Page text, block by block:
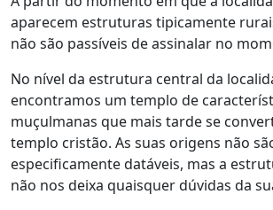
aparecem estruturas tipicamente
não são passíveis de assinalar no
No nível da estrutura central da
encontramos um templo de
muçulmanas que mais tarde se
templo cristão. As suas origens não
especificamente datáveis, mas a
não nos deixa quaisquer dúvidas da